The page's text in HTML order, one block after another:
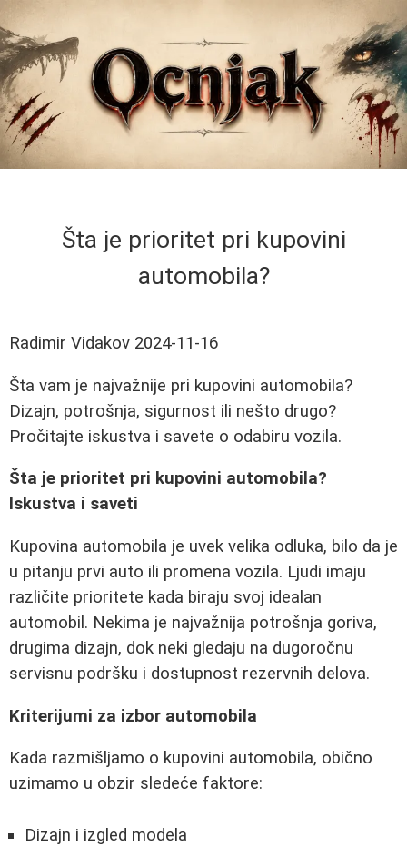
Šta je prioritet pri kupovini
automobila?
Radimir Vidakov 2024-11-16
Šta vam je najvažnije pri kupovini automobila?
Dizajn, potrošnja, sigurnost ili nešto drugo?
Pročitajte iskustva i savete o odabiru vozila.
Šta je prioritet pri kupovini automobila?
Iskustva i saveti
Kupovina automobila je uvek velika odluka, bilo da je
u pitanju prvi auto ili promena vozila. Ljudi imaju
različite prioritete kada biraju svoj idealan
automobil. Nekima je najvažnija potrošnja goriva,
drugima dizajn, dok neki gledaju na dugoročnu
servisnu podršku i dostupnost rezervnih delova.
Kriterijumi za izbor automobila
Kada razmišljamo o kupovini automobila, obično
uzimamo u obzir sledeće faktore:
Dizajn i izgled modela